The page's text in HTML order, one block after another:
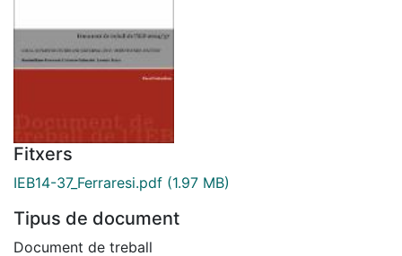
Fitxers
IEB14-37_Ferraresi.pdf (1.97 MB)
Tipus de document
Document de treball